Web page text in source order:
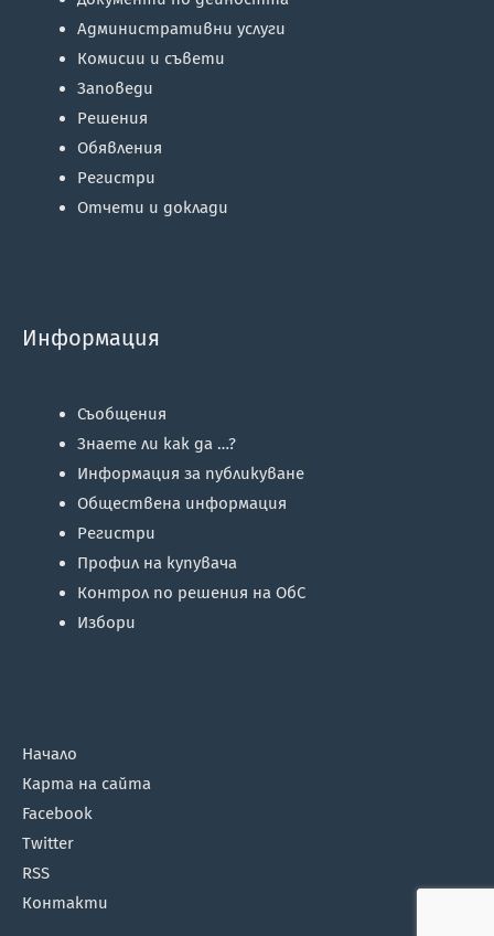
Административни услуги
Комисии и съвети
Заповеди
Решения
Обявления
Регистри
Отчети и доклади
Информация
Съобщения
Знаете ли как да …?
Информация за публикуване
Обществена информация
Регистри
Профил на купувача
Контрол по решения на ОбС
Избори
Начало
Карта на сайта
Facebook
Twitter
RSS
Контакти